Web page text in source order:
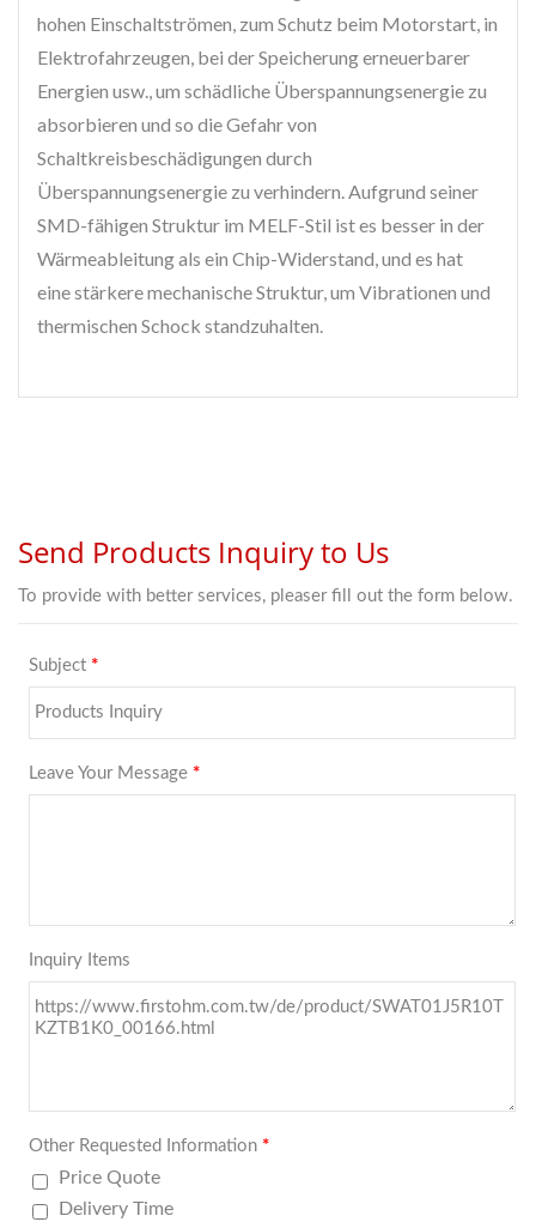
hohen Einschaltströmen, zum Schutz beim Motorstart, in
Elektrofahrzeugen, bei der Speicherung erneuerbarer
Energien usw., um schädliche Überspannungsenergie zu
absorbieren und so die Gefahr von
Schaltkreisbeschädigungen durch
Überspannungsenergie zu verhindern. Aufgrund seiner
SMD-fähigen Struktur im MELF-Stil ist es besser in der
Wärmeableitung als ein Chip-Widerstand, und es hat
eine stärkere mechanische Struktur, um Vibrationen und
thermischen Schock standzuhalten.